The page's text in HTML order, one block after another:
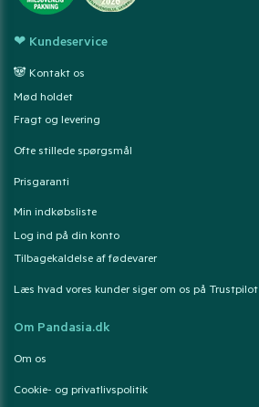
❤ Kundeservice
🐼 Kontakt os
Mød holdet
Fragt og levering
Ofte stillede spørgsmål
Prisgaranti
Min indkøbsliste
Log ind på din konto
Tilbagekaldelse af fødevarer
Læs hvad vores kunder siger om os på Trustpilot
Om Pandasia.dk
Om os
Cookie- og privatlivspolitik